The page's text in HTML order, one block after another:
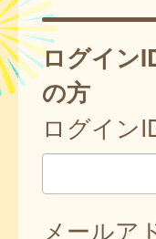
ログイン
の方
ログイン
メールア